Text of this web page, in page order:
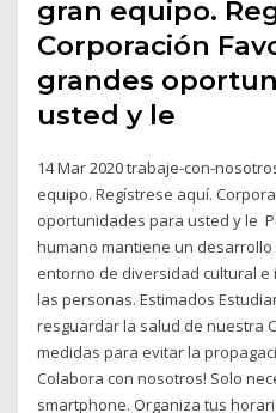
gran equipo.
Corporación
grandes
usted y le
14 Mar 2020 trabaje-con-
equipo. Regístrese aquí.
oportunidades para usted y le
humano mantiene un
entorno de diversidad cultural
las personas. Estimados
resguardar la salud de nuestra
medidas para evitar la
Colabora con nosotros! Solo
smartphone. Organiza tus